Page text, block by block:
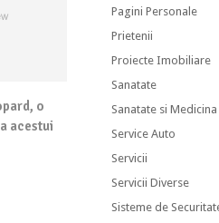
o
acestui
Pagini Personale
Prietenii
Proiecte Imobiliare
Sanatate
Sanatate si Medicina
Service Auto
Servicii
Servicii Diverse
Sisteme de